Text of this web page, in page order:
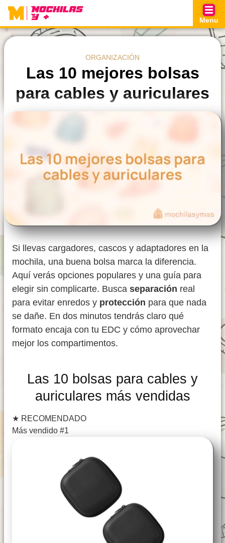
Skip
content
Menu
ORGANIZACIÓN
Las 10 mejores bolsas
para cables y auriculares
Si llevas cargadores, cascos y adaptadores en la
mochila, una buena bolsa marca la diferencia.
Aquí verás opciones populares y una guía para
elegir sin complicarte. Busca separación real
para evitar enredos y protección para que nada
se dañe. En dos minutos tendrás claro qué
formato encaja con tu EDC y cómo aprovechar
mejor los compartimentos.
Las 10 bolsas para cables y
auriculares más vendidas
★ RECOMENDADO
Más vendido #1